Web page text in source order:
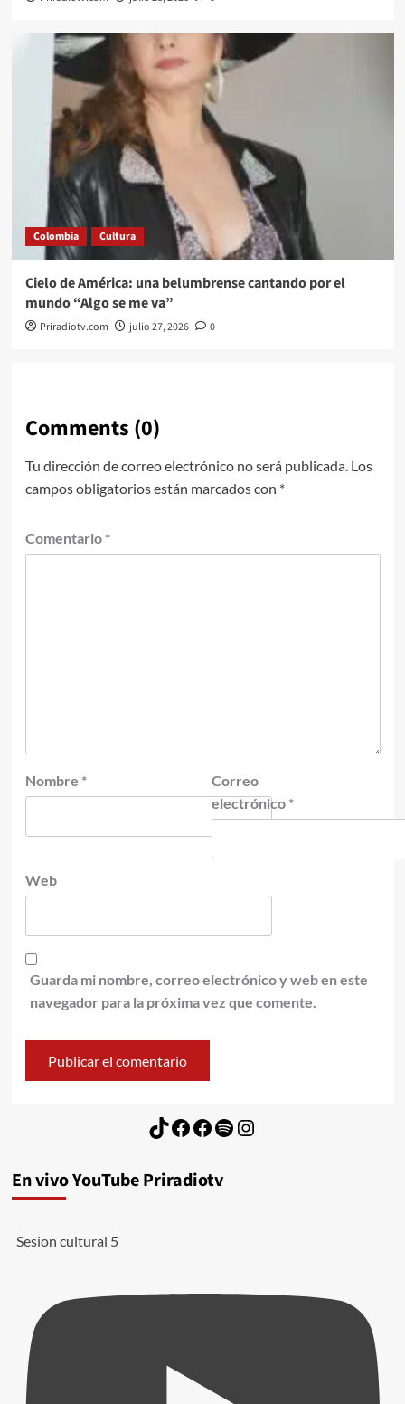
Colombia Cultura
Cielo de América: una belumbrense cantando por el
mundo “Algo se me va”
Priradiotv.com julio 27, 2026 0
Comments (0)
Tu dirección de correo electrónico no será publicada. Los
campos obligatorios están marcados con *
Comentario *
Nombre *
Correo
electrónico *
Web
Guarda mi nombre, correo electrónico y web en este
navegador para la próxima vez que comente.
TikTok
Facebook
Facebook
Spotify
Instagram
En vivo YouTube Priradiotv
Sesion cultural 5